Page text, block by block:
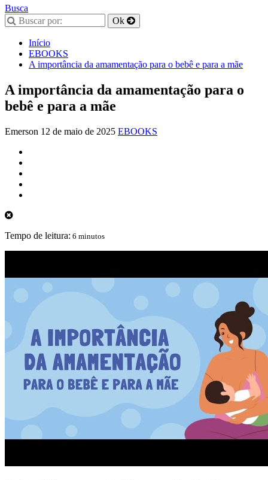
Busca
Início
EBOOKS
A importância da amamentação para o bebê e para a mãe
A importância da amamentação para o
bebê e para a mãe
Emerson 12 de maio de 2025 EBOOKS
Tempo de leitura: 6 minutos